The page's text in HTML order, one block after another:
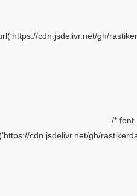
cdn.jsdelivr.net/gh/
cdn.jsdelivr.net/gh/